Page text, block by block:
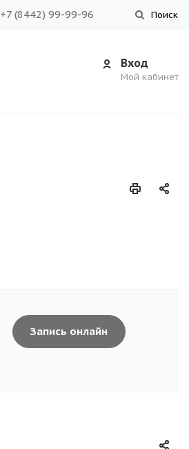
Поиск
+7 (8442) 99-99-96
Вход
Мой кабинет
Запись онлайн